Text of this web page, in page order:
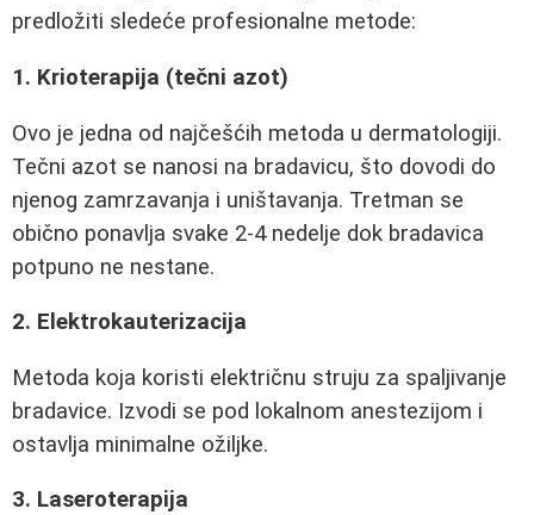
predložiti sledeće profesionalne metode:
1. Krioterapija (tečni azot)
Ovo je jedna od najčešćih metoda u dermatologiji.
Tečni azot se nanosi na bradavicu, što dovodi do
njenog zamrzavanja i uništavanja. Tretman se
obično ponavlja svake 2-4 nedelje dok bradavica
potpuno ne nestane.
2. Elektrokauterizacija
Metoda koja koristi električnu struju za spaljivanje
bradavice. Izvodi se pod lokalnom anestezijom i
ostavlja minimalne ožiljke.
3. Laseroterapija